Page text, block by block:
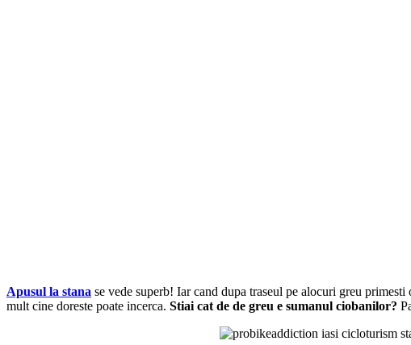
Apusul la stana se vede superb! Iar cand dupa traseul pe alocuri greu
mult cine doreste poate incerca. Stiai cat de de greu e sumanul ciobanilor?